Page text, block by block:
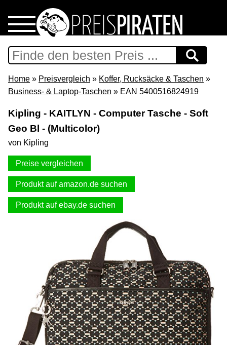
Home
Download
Support & Newsletter
Presse
Datenschutz
Impressum
Home » Preisvergleich » Koffer, Rucksäcke & Taschen »
Business- & Laptop-Taschen » EAN 5400516824919
Kipling - KAITLYN - Computer Tasche - Soft
Geo Bl - (Multicolor)
von Kipling
Preise vergleichen
Produkt auf amazon.de suchen
Produkt auf ebay.de suchen